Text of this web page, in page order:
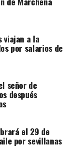
etérea y la
en una
su tiempo. Es
Vasco Pereira
de la
12,02 euros
actuales
entre 12,31 y
finca y del
y 2.337
aproximarse a
extraordinarias
viajan a la
por salarios de
señor de
después
el 29 de
por sevillanas